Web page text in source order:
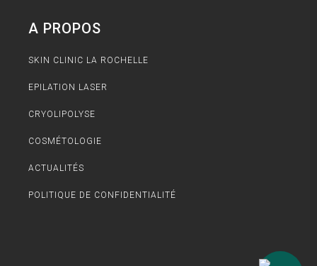
A PROPOS
SKIN CLINIC LA ROCHELLE
EPILATION LASER
CRYOLIPOLYSE
COSMÉTOLOGIE
ACTUALITÉS
POLITIQUE DE CONFIDENTIALITÉ